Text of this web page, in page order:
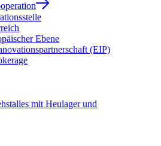
Ebene
(EIP)
mit Heulager und